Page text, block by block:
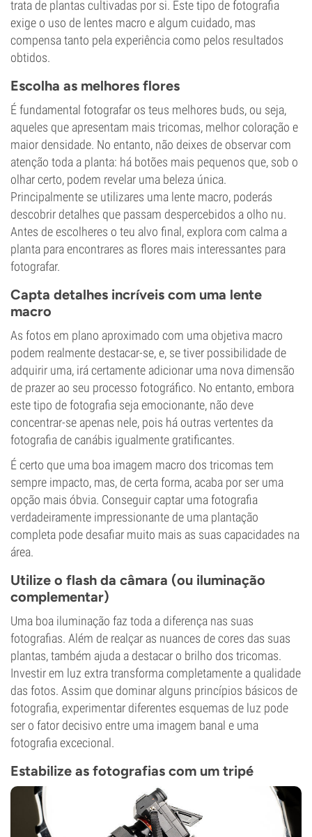
trata de plantas cultivadas por si. Este tipo de fotografia
exige o uso de lentes macro e algum cuidado, mas
compensa tanto pela experiência como pelos resultados
obtidos.
Escolha as melhores flores
É fundamental fotografar os teus melhores buds, ou seja,
aqueles que apresentam mais tricomas, melhor coloração e
maior densidade. No entanto, não deixes de observar com
atenção toda a planta: há botões mais pequenos que, sob o
olhar certo, podem revelar uma beleza única.
Principalmente se utilizares uma lente macro, poderás
descobrir detalhes que passam despercebidos a olho nu.
Antes de escolheres o teu alvo final, explora com calma a
planta para encontrares as flores mais interessantes para
fotografar.
Capta detalhes incríveis com uma lente
macro
As fotos em plano aproximado com uma objetiva macro
podem realmente destacar-se, e, se tiver possibilidade de
adquirir uma, irá certamente adicionar uma nova dimensão
de prazer ao seu processo fotográfico. No entanto, embora
este tipo de fotografia seja emocionante, não deve
concentrar-se apenas nele, pois há outras vertentes da
fotografia de canábis igualmente gratificantes.
É certo que uma boa imagem macro dos tricomas tem
sempre impacto, mas, de certa forma, acaba por ser uma
opção mais óbvia. Conseguir captar uma fotografia
verdadeiramente impressionante de uma plantação
completa pode desafiar muito mais as suas capacidades na
área.
Utilize o flash da câmara (ou iluminação
complementar)
Uma boa iluminação faz toda a diferença nas suas
fotografias. Além de realçar as nuances de cores das suas
plantas, também ajuda a destacar o brilho dos tricomas.
Investir em luz extra transforma completamente a qualidade
das fotos. Assim que dominar alguns princípios básicos de
fotografia, experimentar diferentes esquemas de luz pode
ser o fator decisivo entre uma imagem banal e uma
fotografia excecional.
Estabilize as fotografias com um tripé